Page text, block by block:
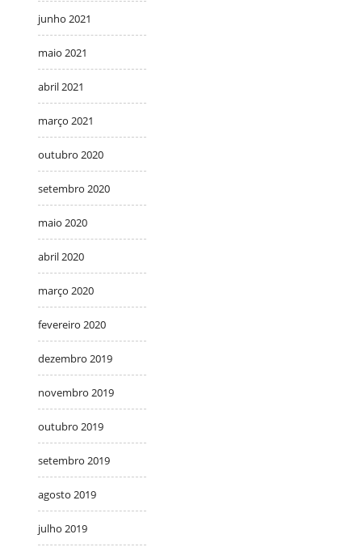
junho 2021
maio 2021
abril 2021
março 2021
outubro 2020
setembro 2020
maio 2020
abril 2020
março 2020
fevereiro 2020
dezembro 2019
novembro 2019
outubro 2019
setembro 2019
agosto 2019
julho 2019